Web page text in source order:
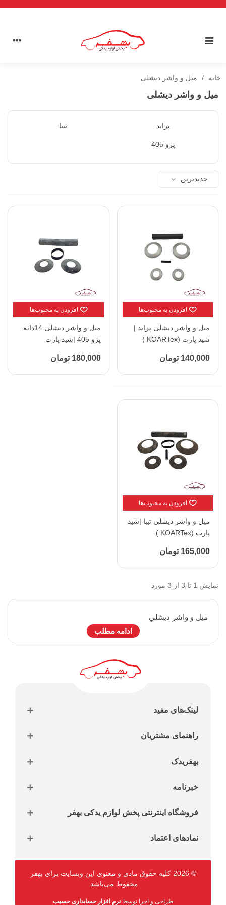
خانه / میل و واشر دیشلی
میل و واشر دیشلی
پراید تیبا
پژو 405
جدیدترین
افزودن به محبوب‌ها
میل و واشر دیشلی پراید |
شید پارت (KOARTex )
140,000 تومان
افزودن به محبوب‌ها
میل و واشر دیشلی 14دانه
پژو 405 |شید پارت
180,000 تومان
افزودن به محبوب‌ها
میل و واشر دیشلی تیبا |شید
پارت (KOARTex )
165,000 تومان
نمایش 1 تا 3 از 3 مورد
ميل و واشر ديشلي
ادامه مطلب
لینک‌های مفید
راهنمای مشتریان
بهفریدک
خبرنامه
فروشگاه اینترنتی پخش لوازم یدکی بهفر
نمادهای اعتماد
طراحی و اجرا توسطنرم افزار حسابداری حسیب
© 2026 کلیه حقوق مادی و معنوی این وبسایت برای بهفر
محفوظ می‌باشد.